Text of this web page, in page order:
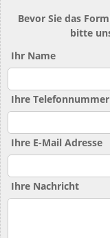
Bevor Sie das
bitte
Ihr Name
Ihre Telefonnummer
Ihre E-Mail Adresse
Ihre Nachricht